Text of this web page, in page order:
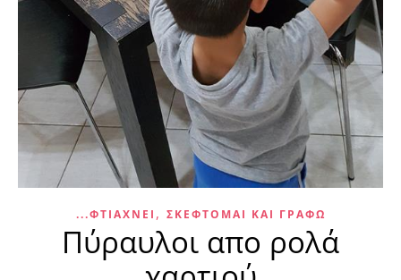
...ΦΤΙΆΧΝΕΙ , ΣΚΈΦΤΟΜΑΙ ΚΑΙ ΓΡΆΦΩ
Πύραυλοι απο ρολά